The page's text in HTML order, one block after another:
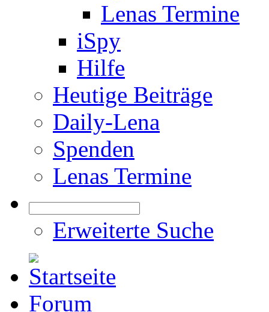
Lenas Termine
iSpy
Hilfe
Heutige Beiträge
Daily-Lena
Spenden
Lenas Termine
Erweiterte Suche
Forum